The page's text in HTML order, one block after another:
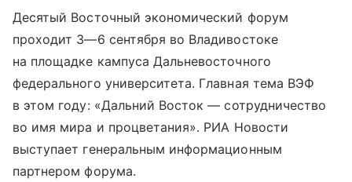
Десятый Восточный экономический форум
проходит 3—6 сентября во Владивостоке
на площадке кампуса Дальневосточного
федерального университета. Главная тема ВЭФ
в этом году: «Дальний Восток — сотрудничество
во имя мира и процветания». РИА Новости
выступает генеральным информационным
партнером форума.